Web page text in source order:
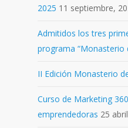
2025 11 septiembre,
Admitidos los tres
programa “Monasterio
II Edición Monasterio
Curso de Marketing
emprendedoras 25